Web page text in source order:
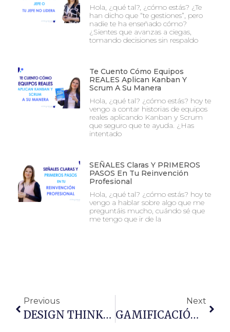
Hola, ¿qué tal?, ¿cómo estás? ¿Te
han dicho que “te gestiones”, pero
nadie te ha enseñado cómo?
¿Sientes que avanzas a ciegas,
tomando decisiones sin respaldo
Te Cuento Cómo Equipos
REALES Aplican Kanban Y
Scrum A Su Manera
Hola, ¿qué tal? ¿cómo estás? hoy te
vengo a contar historias de equipos
reales aplicando Kanban y Scrum
que seguro que te ayuda. ¿Has
intentado
SEÑALES Claras Y PRIMEROS
PASOS En Tu Reinvención
Profesional
Hola, ¿qué tal? ¿cómo estás? hoy te
vengo a hablar sobre algo que me
preguntáis mucho, cuándo sé que
me tengo que ir de la
Previous
DESIGN THINKING Para Sesiones Y Formaciones
Next
GAMIFICACIÓN ¿Utilizas Esta Técnica?. Parte 1